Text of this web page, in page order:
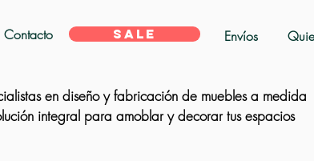
Contacto SALE Envíos
en diseño y fabricación de muebles a medida
integral para amoblar y decorar tus espacios